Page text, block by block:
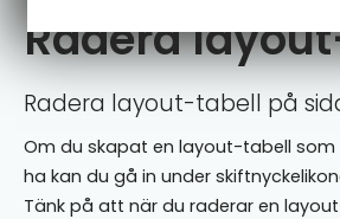
Radera
​Radera layout-tabell på
Om du skapat en layout-tabell som
ha kan du gå in under
Tänk på att när du raderar en